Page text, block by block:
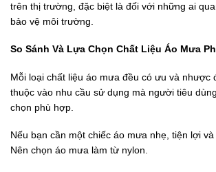
trên thị trường, đặc biệt là đối với những ai
bảo vệ môi trường.
So Sánh Và Lựa Chọn Chất Liệu Áo Mưa
Mỗi loại chất liệu áo mưa đều có ưu và nhược
thuộc vào nhu cầu sử dụng mà người tiêu
chọn phù hợp.
Nếu bạn cần một chiếc áo mưa nhẹ, tiện lợi
Nên chọn áo mưa làm từ nylon.